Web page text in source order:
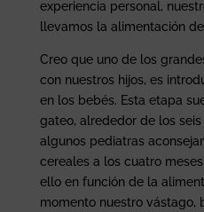
experiencia personal,
llevamos la alimentación
Creo que uno de los
con nuestros hijos, es
en los bebés. Esta etapa
gateo, alrededor de los
algunos pediatras
cereales a los cuatro
ello en función de la
momento nuestro vástago,